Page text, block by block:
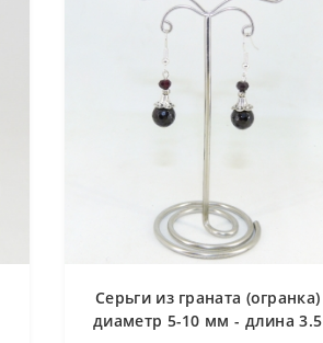
Серьги из граната (огранка)
диаметр 5-10 мм - длина 3.5